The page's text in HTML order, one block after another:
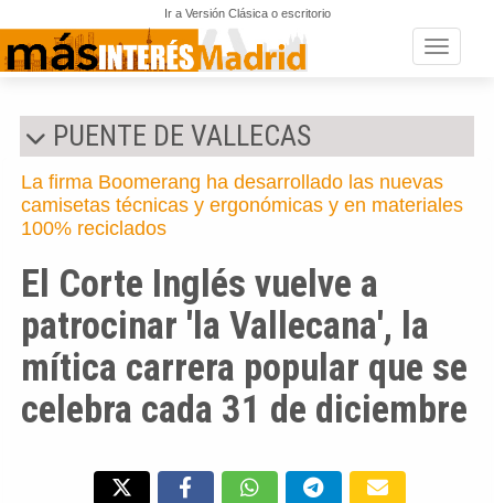
Ir a Versión Clásica o escritorio
Toggle
PUENTE DE VALLECAS
La firma Boomerang ha desarrollado las nuevas
camisetas técnicas y ergonómicas y en materiales
100% reciclados
El Corte Inglés vuelve a
patrocinar 'la Vallecana', la
mítica carrera popular que se
celebra cada 31 de diciembre